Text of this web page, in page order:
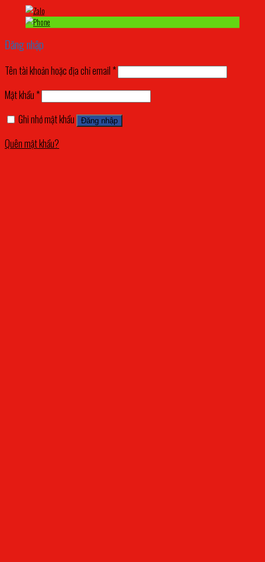
Đăng nhập
Tên tài khoản hoặc địa chỉ email *
Mật khẩu *
Ghi nhớ mật khẩu
Đăng nhập
Quên mật khẩu?